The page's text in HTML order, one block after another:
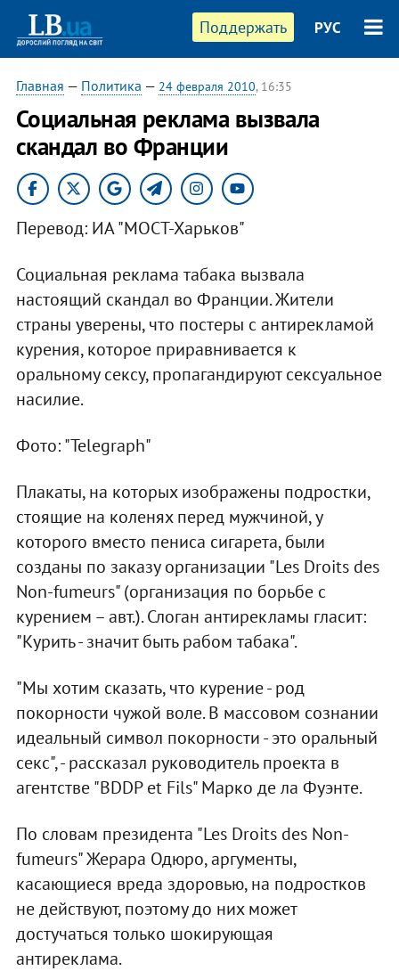
Поддержать РУС
Главная — Политика — 24 февраля 2010, 16:35
Социальная реклама вызвала
скандал во Франции
Перевод: ИА "МОСТ-Харьков"
Социальная реклама табака вызвала
настоящий скандал во Франции. Жители
страны уверены, что постеры с антирекламой
курения, которое приравнивается к
оральному сексу, пропагандируют сексуальное
насилие.
Фото: "Telegraph"
Плакаты, на которых изображены подростки,
стоящие на коленях перед мужчиной, у
которого вместо пениса сигарета, были
созданы по заказу организации "Les Droits des
Non-fumeurs" (организация по борьбе с
курением – авт.). Слоган антирекламы гласит:
"Курить - значит быть рабом табака".
"Мы хотим сказать, что курение - род
покорности чужой воле. В массовом сознании
идеальный символ покорности - это оральный
секс", - рассказал руководитель проекта в
агентстве "BDDP et Fils" Марко де ла Фуэнте.
По словам президента "Les Droits des Non-
fumeurs" Жерара Одюро, аргументы,
касающиеся вреда здоровью, на подростков
не действуют, поэтому до них может
достучаться только шокирующая
антиреклама.